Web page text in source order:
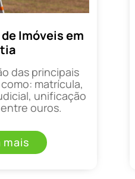
Imóveis em
das principais
matrícula,
unificação
ouros.
mais